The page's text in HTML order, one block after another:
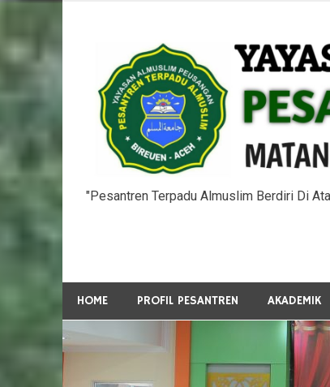
"Pesantren Terpadu Almuslim Berdiri Di
HOME PROFIL PESANTREN AKADEMIK